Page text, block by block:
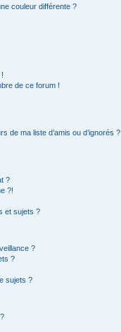
couleur différente ?
de ce forum !
de ma liste d’amis ou d’ignorés ?
?
?!
et sujets ?
?
?
sujets ?